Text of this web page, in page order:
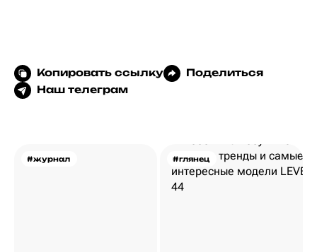
Копировать ссылку
Поделиться
Наш телеграм
#журнал #глянец